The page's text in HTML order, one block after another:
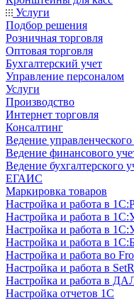
Услуги
Подбор решения
Розничная торговля
Оптовая торговля
Бухгалтерский учет
Управление персоналом
Услуги
Производство
Интернет торговля
Консалтинг
Ведение управленческого
Ведение финансового
Ведение бухгалтерского
ЕГАИС
Маркировка товаров
Настройка и работа в
Настройка и работа в
Настройка и работа в
Настройка и работа в
Настройка и работа во
Настройка и работа в
Настройка и работа в
Настройка отчетов 1С